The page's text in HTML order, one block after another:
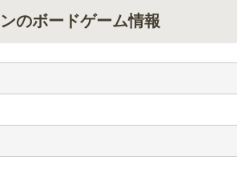
のボードゲーム情報